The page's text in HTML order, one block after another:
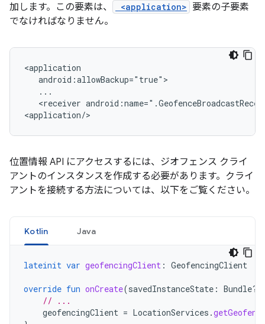
加します。この要素は、
<application> 要素の子要素
でなければなりません。
<receiver
<application/>
位置情報 API にアクセスするには、ジオフェンス クライ
アントのインスタンスを作成する必要があります。クライ
アントを接続する方法については、以下をご覧ください。
Kotlin Java
lateinit var geofencingClient : GeofencingClient
override fun onCreate(savedInstanceState : Bundle?)
// ...
geofencingClient = LocationServices .